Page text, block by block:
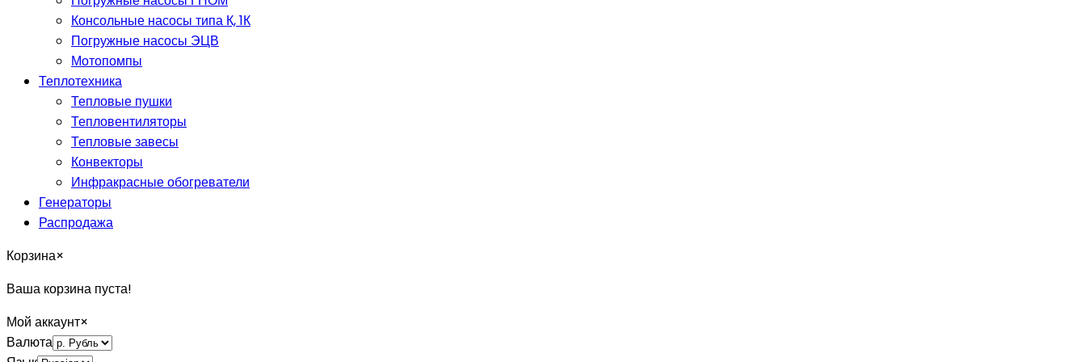
Консольные насосы типа К, 1К
Погружные насосы ЭЦВ
Мотопомпы
Теплотехника
Тепловые пушки
Тепловентиляторы
Тепловые завесы
Конвекторы
Инфракрасные обогреватели
Генераторы
Распродажа
Корзина×
Ваша корзина пуста!
Мой аккаунт×
Валюта